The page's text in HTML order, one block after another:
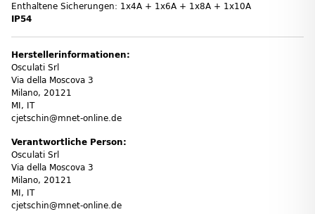
Enthaltene Sicherungen: 1x4A + 1x6A + 1x8A + 1x10A
IP54
Herstellerinformationen:
Osculati Srl
Via della Moscova 3
Milano, 20121
MI, IT
cjetschin@mnet-online.de
Verantwortliche Person:
Osculati Srl
Via della Moscova 3
Milano, 20121
MI, IT
cjetschin@mnet-online.de